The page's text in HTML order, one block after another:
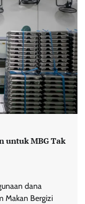
untuk MBG Tak
dana
Makan Bergizi